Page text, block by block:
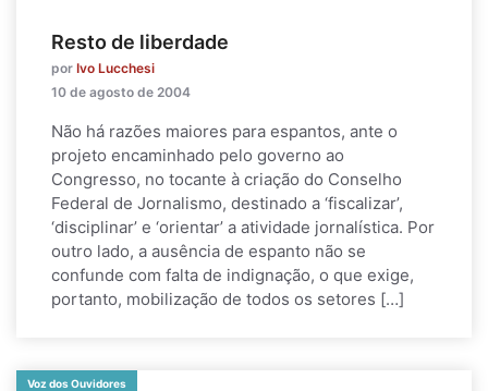
Resto de liberdade
por Ivo Lucchesi
10 de agosto de 2004
Não há razões maiores para espantos, ante o
projeto encaminhado pelo governo ao
Congresso, no tocante à criação do Conselho
Federal de Jornalismo, destinado a ‘fiscalizar’,
‘disciplinar’ e ‘orientar’ a atividade jornalística. Por
outro lado, a ausência de espanto não se
confunde com falta de indignação, o que exige,
portanto, mobilização de todos os setores […]
Voz dos Ouvidores